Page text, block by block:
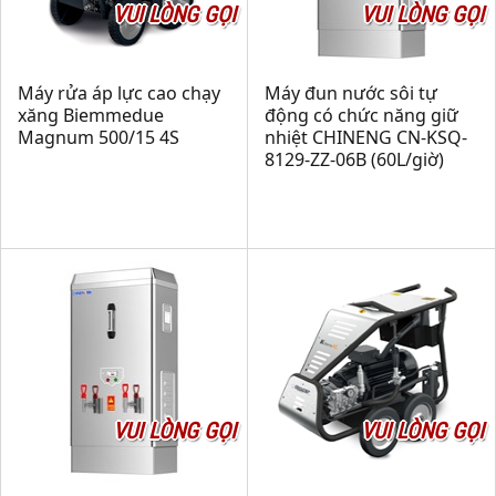
VUI LÒNG GỌI
Máy rửa áp lực cao chạy
xăng Biemmedue
Magnum 500/15 4S
VUI LÒNG GỌI
Máy đun nước sôi tự
động có chức năng giữ
nhiệt CHINENG CN-KSQ-
8129-ZZ-06B (60L/giờ)
VUI LÒNG GỌI VUI LÒNG GỌI